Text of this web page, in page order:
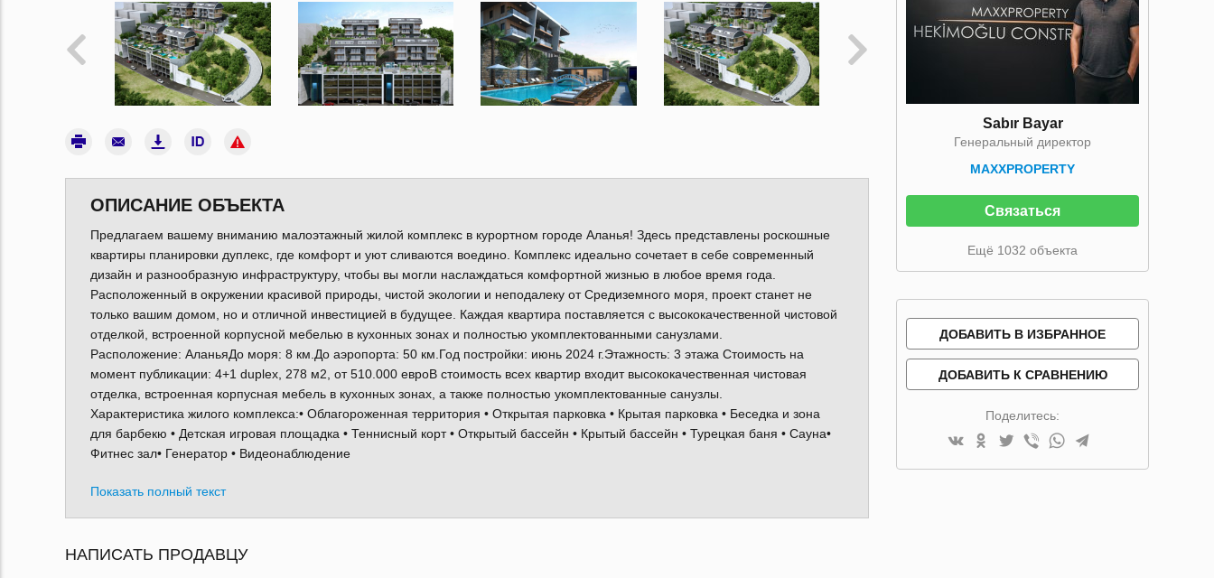
ОПИСАНИЕ ОБЪЕКТА
Предлагаем вашему вниманию малоэтажный жилой комплекс в курортном городе Аланья! Здесь представлены роскошные
квартиры планировки дуплекс, где комфорт и уют сливаются воедино. Комплекс идеально сочетает в себе современный
дизайн и разнообразную инфраструктуру, чтобы вы могли наслаждаться комфортной жизнью в любое время года.
Расположенный в окружении красивой природы, чистой экологии и неподалеку от Средиземного моря, проект станет не
только вашим домом, но и отличной инвестицией в будущее. Каждая квартира поставляется с высококачественной чистовой
отделкой, встроенной корпусной мебелью в кухонных зонах и полностью укомплектованными санузлами.
Расположение: АланьяДо моря: 8 км.До аэропорта: 50 км.Год постройки: июнь 2024 г.Этажность: 3 этажа Стоимость на
момент публикации: 4+1 duplex, 278 м2, от 510.000 евроВ стоимость всех квартир входит высококачественная чистовая
отделка, встроенная корпусная мебель в кухонных зонах, а также полностью укомплектованные санузлы.
Характеристика жилого комплекса:• Облагороженная территория • Открытая парковка • Крытая парковка • Беседка и зона
для барбекю • Детская игровая площадка • Теннисный корт • Открытый бассейн • Крытый бассейн • Турецкая баня • Сауна•
Фитнес зал• Генератор • Видеонаблюдение
Показать полный текст
НАПИСАТЬ ПРОДАВЦУ
Sabır Bayar
Генеральный директор
MAXXPROPERTY
Связаться
Ещё 1032 объекта
ДОБАВИТЬ В ИЗБРАННОЕ
ДОБАВИТЬ К СРАВНЕНИЮ
Поделитесь: